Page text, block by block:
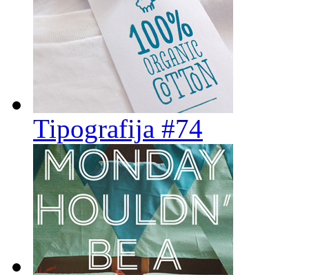
Tipografija #74